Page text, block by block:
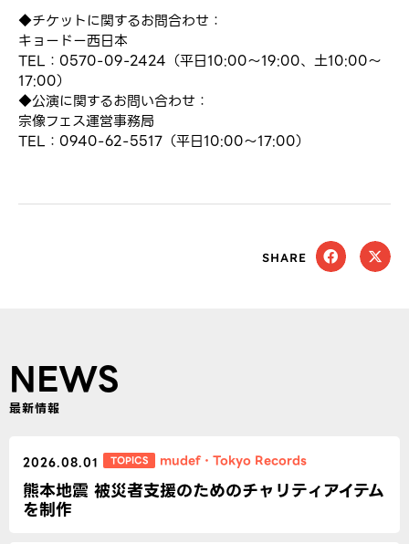
◆チケットに関するお問合わせ：
キョードー西日本
TEL：0570-09-2424（平日10:00〜19:00、土10:00～
17:00）
◆公演に関するお問い合わせ：
宗像フェス運営事務局
TEL：0940-62-5517（平日10:00〜17:00）
SHARE
NEWS
最新情報
2026.08.01 TOPICS mudef・ Tokyo Records
熊本地震 被災者支援のためのチャリティアイテム
を制作